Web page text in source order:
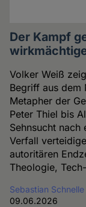
Der Kampf
Volker Weiß
Begriff aus dem
Metapher der
Peter Thiel bis
Sehnsucht
Verfall
autoritären
Theologie,
Sebastian Schnelle
09.06.2026